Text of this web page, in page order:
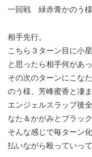
一回戦 緑赤青かのう
相手先行。
こちら３ターン目に小
と思ったら相手何があ
その次のターンにこな
のう様、芳峰蜜香と凄
エンジェルスラップ後
なた＆かがみとブラッ
そんな感じで毎ターン
払いながら殴っていっ